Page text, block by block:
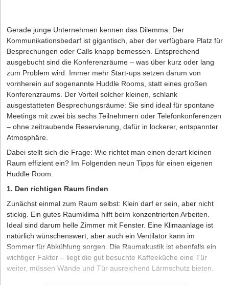
Gerade junge Unternehmen kennen das Dilemma: Der
Kommunikationsbedarf ist gigantisch, aber der verfügbare Platz für
Besprechungen oder Calls knapp bemessen. Entsprechend
ausgebucht sind die Konferenzräume – was über kurz oder lang
zum Problem wird. Immer mehr Start-ups setzen darum von
vornherein auf sogenannte Huddle Rooms, statt eines großen
Konferenzraums. Der Vorteil solcher kleinen, schlank
ausgestatteten Besprechungsräume: Sie sind ideal für spontane
Meetings mit zwei bis sechs Teilnehmern oder Telefonkonferenzen
– ohne zeitraubende Reservierung, dafür in lockerer, entspannter
Atmosphäre.
Dabei stellt sich die Frage: Wie richtet man einen derart kleinen
Raum effizient ein? Im Folgenden neun Tipps für einen eigenen
Huddle Room.
1. Den richtigen Raum finden
Zunächst einmal zum Raum selbst: Klein darf er sein, aber nicht
stickig. Ein gutes Raumklima hilft beim konzentrierten Arbeiten.
Ideal sind darum helle Zimmer mit Fenster. Eine Klimaanlage ist
natürlich wünschenswert, aber auch ein Ventilator kann im
Sommer für Abkühlung sorgen. Die Raumakustik ist ebenfalls ein
wichtiger Faktor – liegt die gut besuchte Kaffeeküche eine Tür
weiter, müssen Wände und Tür ausreichend Lärmschutz bieten.